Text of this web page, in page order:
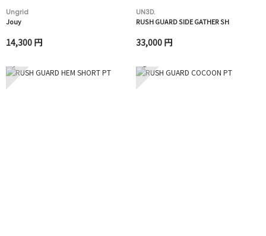
Ungrid
Jouy
14,300 円
UN3D.
RUSH GUARD SIDE GATHER SH
33,000 円
7 8